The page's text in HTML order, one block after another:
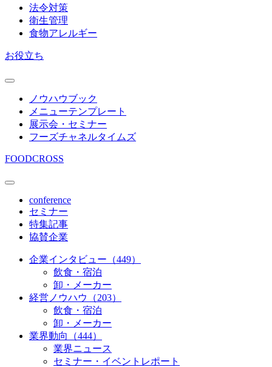
法令対策
衛生管理
食物アレルギー
お役立ち
ノウハウブック
メニューテンプレート
展示会・セミナー
フーズチャネルタイムズ
FOODCROSS
conference
セミナー
特集記事
協賛企業
企業インタビュー（449）
飲食・宿泊
卸・メーカー
経営ノウハウ（203）
飲食・宿泊
卸・メーカー
業界動向（444）
業界ニュース
セミナー・イベントレポート